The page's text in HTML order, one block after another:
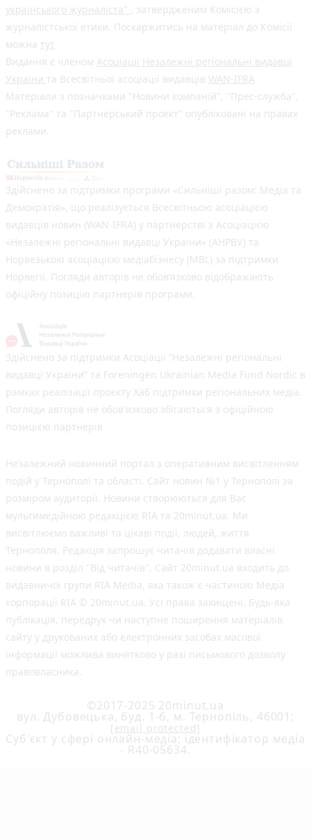
українського журналіста" , затвердженим Комісією з
журналістської етики. Поскаржитись на матеріал до Комісії
можна тут
Видання є членом Асоціації Незалежні регіональні видавці
України та Всесвітньої асоціації видавців WAN-IFRA
Матеріали з позначками "Новини компаній", "Прес-служба",
"Реклама" та "Партнерський проєкт" опубліковані на правах
реклами.
Здійснено за підтримки програми «Сильніші разом: Медіа та
Демократія», що реалізується Всесвітньою асоціацією
видавців новин (WAN-IFRA) у партнерстві з Асоціацією
«Незалежні регіональні видавці України» (АНРВУ) та
Норвезькою асоціацією медіабізнесу (MBL) за підтримки
Норвегії. Погляди авторів не обов’язково відображають
офіційну позицію партнерів програми.
Здійснено за підтримки Асоціації “Незалежні регіональні
видавці України” та Foreningen Ukrainian Media Fund Nordic в
рамках реалізації проєкту Хаб підтримки регіональних медіа.
Погляди авторів не обов'язково збігаються з офіційною
позицією партнерів
Незалежний новинний портал з оперативним висвітленням
подій у Тернополі та області. Сайт новин №1 у Тернополі за
розміром аудиторії. Новини створюються для Вас
мультимедійною редакцією RIA та 20minut.ua. Ми
висвітлюємо важливі та цікаві події, людей, життя
Тернополя. Редакція запрошує читачів додавати власні
новини в розділ "Від читачів". Сайт 20minut.ua входить до
видавничої групи RIA Media, яка також є частиною Медіа
корпорації RIA © 20minut.ua. Усі права захищені. Будь-яка
публiкацiя, передрук чи наступне поширення матеріалів
сайту у друкованих або електронних засобах масової
інформації можлива винятково у разі письмового дозволу
правовласника.
©2017-2025 20minut.ua
вул. Дубовецька, буд. 1-б, м. Тернопіль, 46001;
[email protected]
Cуб'єкт у сфері онлайн-медіа; ідентифікатор медіа
- R40-05634.